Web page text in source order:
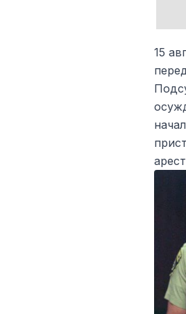
15